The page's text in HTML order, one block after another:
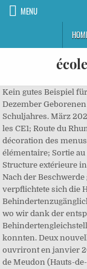
MENU
Kein gutes Beispiel
Dezember
Schuljahres. März
les CE1; Route du
décoration des
élémentaire; Sortie
Structure extérieure
Nach der
verpflichtete sich die
wo wir dank der
konnten. Deux
ouvriront en janvier
de Meudon (Hauts-